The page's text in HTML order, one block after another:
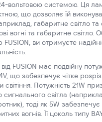
24-вольтовою системою. Ця
що дозволяє їй
габаритне світло
вогні та габаритне світло.
FUSION, ви отримуєте
FUSION має подвійну
що забезпечує чітке
Потужність 21W
сигнального світла
тоді як 5W забезпечує
вогнів. Її цоколь типу